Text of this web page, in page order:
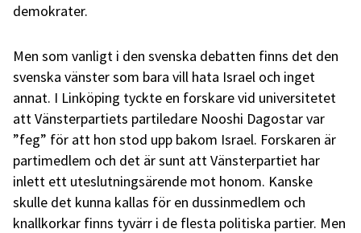
demokrater.
Men som vanligt i den svenska debatten finns det den
svenska vänster som bara vill hata Israel och inget
annat. I Linköping tyckte en forskare vid universitetet
att Vänsterpartiets partiledare Nooshi Dagostar var
”feg” för att hon stod upp bakom Israel. Forskaren är
partimedlem och det är sunt att Vänsterpartiet har
inlett ett uteslutningsärende mot honom. Kanske
skulle det kunna kallas för en dussinmedlem och
knallkorkar finns tyvärr i de flesta politiska partier. Men